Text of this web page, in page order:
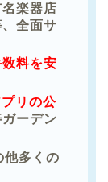
楽器店
全面サ
料を安
リの公
ガーデン
他多くの